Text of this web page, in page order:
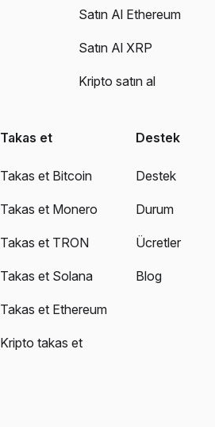
Satın Al Ethereum
Satın Al XRP
Kripto satın al
Takas et
Takas et Bitcoin
Takas et Monero
Takas et TRON
Takas et Solana
Takas et Ethereum
Kripto takas et
Destek
Destek
Durum
Ücretler
Blog